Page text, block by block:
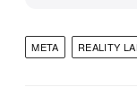
META REALITY